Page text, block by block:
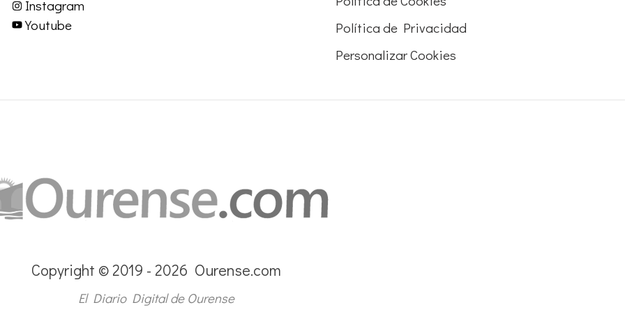
Instagram
Youtube
Política de Privacidad
Personalizar Cookies
Copyright © 2019 - 2026 Ourense.com
El Diario Digital de Ourense